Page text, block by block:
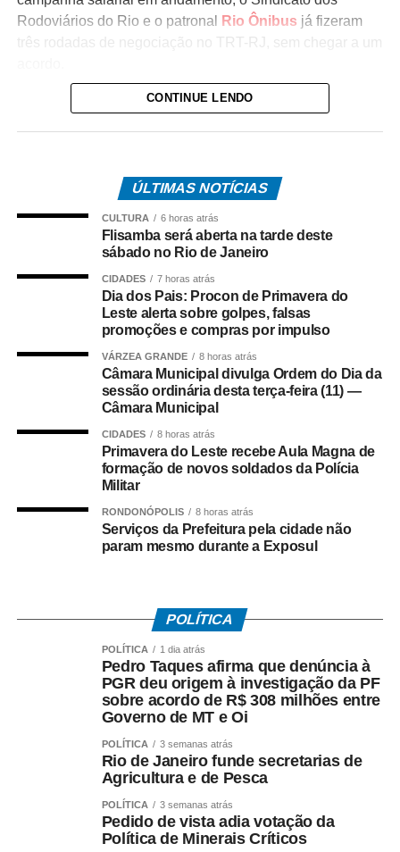
Rodoviários do Rio e o patronal Rio Ônibus já fizeram
três rodadas de negociação no TRT-RJ, sem chegar a um
Durante as negociações mediadas pela Justiça do
o Rio Ônibus havia ofertado 4,39%.
O desembargador Gustavo Tadeu Alkmim, da Seção
Especializada em Dissídios Coletivos (Sedic), pediu que
os patrões aumentem a oferta de reajuste para 5%, o
mesmo valor pago as categorias de rodoviários das
cidades de Duque de Caxias e Nova Iguaçu, na Baixada
Paralisação
No dia 27 de junho, o Sindicato dos Rodoviários ajuizou
o dissídio coletivo de greve e de natureza econômica. Na
mesma data, o TRT-RJ, considerou a greve legal e
concedeu liminar autorizando o início da paralisação.
Determinou a manutenção de, no mínimo, 50% da frota
operacional em cada linha e itinerário, sob pena de multa
de R$ 50 mil em caso de descumprimento da medida.
município do Rio de Janeiro iniciaram a paralisação. No
dia 2 de julho, suspenderam o movimento, a pedido do
TRT-RJ, mantendo o estado de greve, para que o
sindicato patronal aumentasse a proposta de reajuste,
mas não houve acordo.
reajuste salarial, valorização dos pisos remuneratórios,
ampliação do auxílio-alimentação para R$ 1 mil e o
pagamento do intervalo para refeição como hora
extraordinária.
CONTINUE LENDO
ÚLTIMAS NOTÍCIAS
CULTURA 6 horas atrás
Flisamba será aberta na tarde deste
sábado no Rio de Janeiro
CIDADES 7 horas atrás
Dia dos Pais: Procon de Primavera do
Leste alerta sobre golpes, falsas
promoções e compras por impulso
VÁRZEA GRANDE 8 horas atrás
Câmara Municipal divulga Ordem do Dia da
sessão ordinária desta terça-feira (11) —
Câmara Municipal
CIDADES 8 horas atrás
Primavera do Leste recebe Aula Magna de
formação de novos soldados da Polícia
Militar
RONDONÓPOLIS 8 horas atrás
Serviços da Prefeitura pela cidade não
param mesmo durante a Exposul
POLÍTICA
POLÍTICA 1 dia atrás
Pedro Taques afirma que denúncia à
PGR deu origem à investigação da PF
sobre acordo de R$ 308 milhões entre
Governo de MT e Oi
POLÍTICA 3 semanas atrás
Rio de Janeiro funde secretarias de
Agricultura e de Pesca
POLÍTICA 3 semanas atrás
Pedido de vista adia votação da
Política de Minerais Críticos